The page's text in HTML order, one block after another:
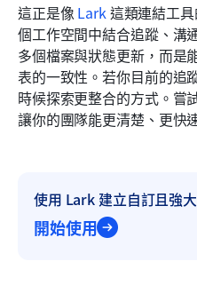
這正是像 Lark 這類連結工
個工作空間中結合追蹤、溝
多個檔案與狀態更新，而是
表的一致性。若你目前的追
時候探索更整合的方式。嘗
讓你的團隊能更清楚、更快
使用 Lark 建立自訂且強
開始使用